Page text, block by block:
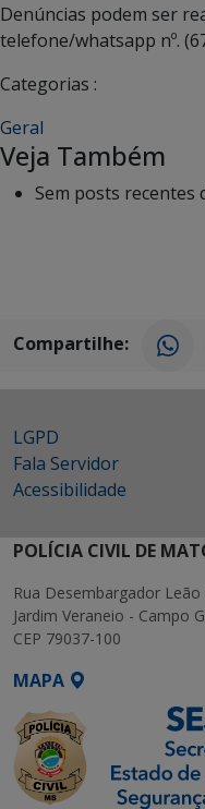
Denúncias podem ser
telefone/whatsapp nº.
Categorias :
Geral
Veja Também
Sem posts recentes
Compartilhe:
LGPD
Fala Servidor
Acessibilidade
POLÍCIA CIVIL DE
Rua Desembargador
Jardim Veraneio - Campo
CEP 79037-100
MAPA